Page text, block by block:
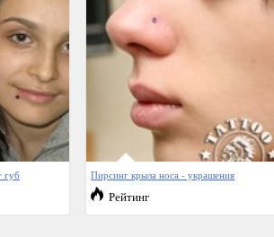
губ Пирсинг крыла носа - украшения
Рейтинг